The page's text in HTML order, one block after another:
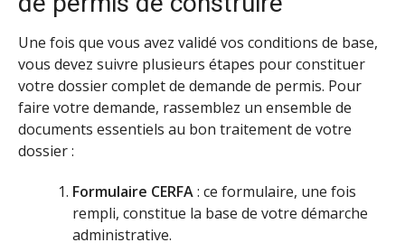
Une fois que vous avez validé vos conditions de base,
vous devez suivre plusieurs étapes pour constituer
votre dossier complet de demande de permis. Pour
faire votre demande, rassemblez un ensemble de
documents essentiels au bon traitement de votre
dossier :
Formulaire CERFA: ce formulaire, une fois
rempli, constitue la base de votre démarche
administrative.